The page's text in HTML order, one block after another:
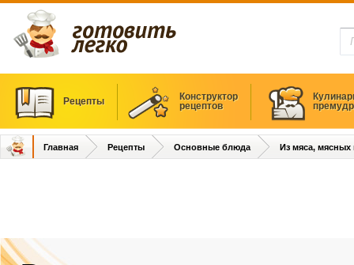
Рецепты
Конструктор
рецептов
Главная Рецепты Основные блюда Из мяса, мясных